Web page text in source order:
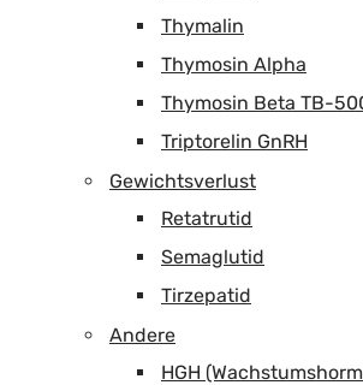
Thymalin
Thymosin Alpha
Thymosin Beta TB-
Triptorelin GnRH
Gewichtsverlust
Retatrutid
Semaglutid
Tirzepatid
Andere
HGH